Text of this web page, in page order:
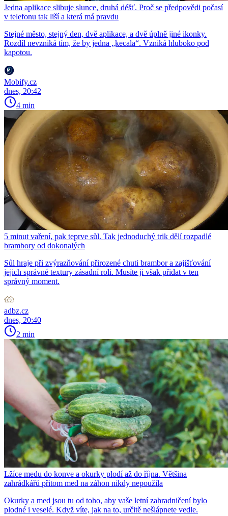
Jedna aplikace slibuje slunce, druhá déšť. Proč se předpovědi počasí
v telefonu tak liší a která má pravdu
Stejné město, stejný den, dvě aplikace, a dvě úplně jiné ikonky.
Rozdíl nevzniká tím, že by jedna „kecala“. Vzniká hluboko pod
kapotou.
Mobify.cz
dnes, 20:42
4 min
5 minut vaření, pak teprve sůl. Tak jednoduchý trik dělí rozpadlé
brambory od dokonalých
Sůl hraje při zvýrazňování přirozené chuti brambor a zajišťování
jejich správné textury zásadní roli. Musíte ji však přidat v ten
správný moment.
adbz.cz
dnes, 20:40
2 min
Lžíce medu do konve a okurky plodí až do října. Většina
zahrádkářů přitom med na záhon nikdy nepoužila
Okurky a med jsou tu od toho, aby vaše letní zahradničení bylo
plodné i veselé. Když víte, jak na to, určitě nešlápnete vedle.